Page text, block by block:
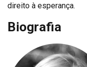
direito à esperança.
Biografia